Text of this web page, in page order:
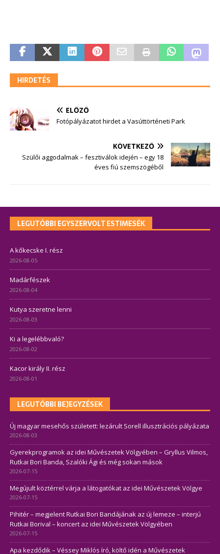
HIRDETÉS
ELŐZŐ
Fotópályázatot hirdet a Vasúttörténeti Park
KÖVETKEZŐ
Szülői aggodalmak – fesztiválok idején – egy 18
éves fiú szemszögéből
LEGUTÓBBI EGYSZERVOLT ESTIMESÉK
A kőkecske I. rész
2026-08-05
Madárfészek
2026-08-04
Kutya szeretne lenni
2026-08-03
Ki a legelébbvaló?
2026-08-02
Kacor király II. rész
2026-08-01
LEGUTÓBBI BEJEGYZÉSEK
Új magyar mesehős született: lezárult Sorell illusztrációs pályázata
2026-08-03
Gyerekprogramok az idei Művészetek Völgyében – Gryllus Vilmos,
Rutkai Bori Banda, Szalóki Ági és még sokan mások
2026-07-15
Megújult köztérrel várja a látogatókat az idei Művészetek Völgye
2026-07-15
Pihitér – megjelent Rutkai Bori Bandájának az új lemeze – interjú
Rutkai Borival – koncert az idei Művészetek Völgyében
2026-07-15
Apa kezdődik – Véssey Miklós író, költő idén a Művészetek